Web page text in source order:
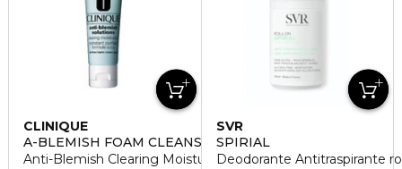
CLINIQUE
A-BLEMISH FOAM CLEANSING 12
Anti-Blemish Clearing Moisture 50Ml
SVR
SPIRIAL
Deodorante Antitraspirante